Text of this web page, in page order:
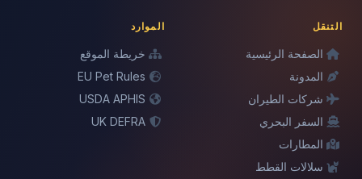
التنقل
الصفحة الرئيسية
المدونة
شركات الطيران
السفر البحري
المطارات
سلالات القطط
الموارد
خريطة الموقع